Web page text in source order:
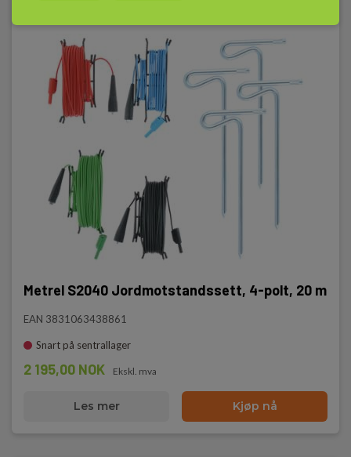
Metrel S2040 Jordmotstandssett, 4-polt, 20 m
EAN 3831063438861
Snart på sentrallager
2 195,00 NOK Ekskl. mva
Les mer Kjøp nå